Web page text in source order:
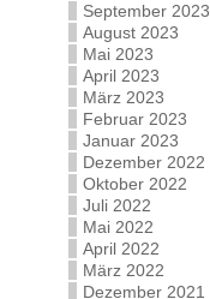
September 2023
August 2023
Mai 2023
April 2023
März 2023
Februar 2023
Januar 2023
Dezember 2022
Oktober 2022
Juli 2022
Mai 2022
April 2022
März 2022
Dezember 2021